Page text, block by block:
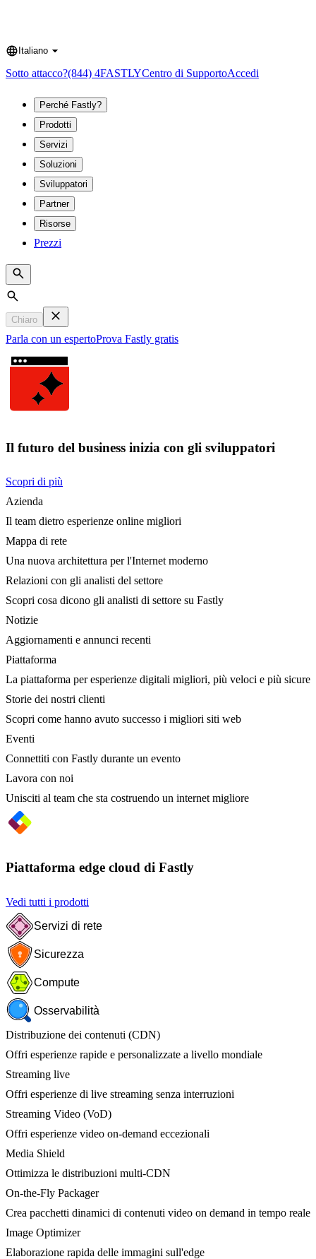
Language
Italiano
Sotto attacco?(844) 4FASTLYCentro di SupportoAccedi
Perché Fastly?
Prodotti
Servizi
Soluzioni
Sviluppatori
Partner
Risorse
Prezzi
Search
Chiaro
Parla con un espertoProva Fastly gratis
Il futuro del business inizia con gli sviluppatori
Scopri di più
Azienda
Il team dietro esperienze online migliori
Mappa di rete
Una nuova architettura per l'Internet moderno
Relazioni con gli analisti del settore
Scopri cosa dicono gli analisti di settore su Fastly
Notizie
Aggiornamenti e annunci recenti
Piattaforma
La piattaforma per esperienze digitali migliori, più veloci e più sicure
Storie dei nostri clienti
Scopri come hanno avuto successo i migliori siti web
Eventi
Connettiti con Fastly durante un evento
Lavora con noi
Unisciti al team che sta costruendo un internet migliore
Piattaforma edge cloud di Fastly
Vedi tutti i prodotti
Servizi di rete
Sicurezza
Compute
Osservabilità
Distribuzione dei contenuti (CDN)
Offri esperienze rapide e personalizzate a livello mondiale
Streaming live
Offri esperienze di live streaming senza interruzioni
Streaming Video (VoD)
Offri esperienze video on-demand eccezionali
Media Shield
Ottimizza le distribuzioni multi-CDN
On-the-Fly Packager
Crea pacchetti dinamici di contenuti video on demand in tempo reale
Image Optimizer
Elaborazione rapida delle immagini sull'edge